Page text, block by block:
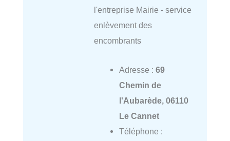
l'entreprise Mairie - service
enlèvement des
encombrants
Adresse : 69
Chemin de
l'Aubarède, 06110
Le Cannet
Téléphone :